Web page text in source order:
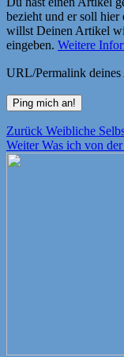
bezieht und er soll
willst Deinen Artikel
eingeben. Weitere
URL/Permalink
Zurück Vorheriger
Beitrag:
Weibliche
Weiter Nächster
Was ich von